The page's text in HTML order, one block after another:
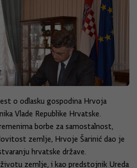
o odlasku gospodina Hrvoja
Vlade Republike Hrvatske.
borbe za samostalnost,
zemlje, Hrvoje Šarinić dao je
hrvatske države.
zemlje, i kao predstojnik Ureda